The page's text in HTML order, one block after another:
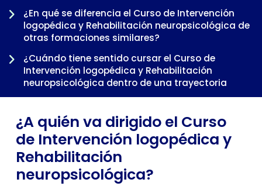
¿En qué se diferencia el Curso de Intervención
logopédica y Rehabilitación neuropsicológica de
otras formaciones similares?
¿Cuándo tiene sentido cursar el Curso de
Intervención logopédica y Rehabilitación
neuropsicológica dentro de una trayectoria
profesional
¿A quién va dirigido el Curso
de Intervención logopédica y
Rehabilitación
neuropsicológica?